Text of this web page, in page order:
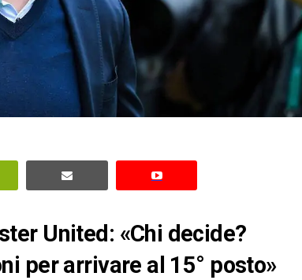
United: «Chi decide?
per arrivare al 15° posto»